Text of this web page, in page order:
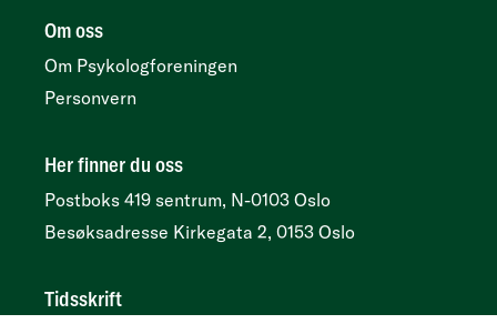
Om oss
Om Psykologforeningen
Personvern
Her finner du oss
Postboks 419 sentrum, N-0103 Oslo
Besøksadresse Kirkegata 2, 0153 Oslo
Tidsskrift